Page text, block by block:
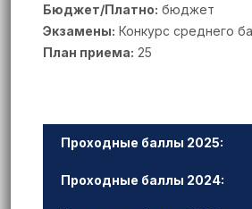
Бюджет/Платно: бюджет
Экзамены: Конкурс среднего
План приема: 25
Проходные баллы 2025:
Проходные баллы 2024: